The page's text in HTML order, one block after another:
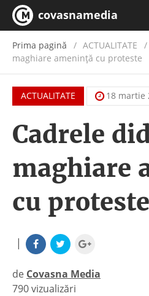
covasnamedia
Prima pagină ACTUALITATE /
maghiare ameninţă cu proteste
ACTUALITATE 18 martie
Cadrele
maghiare
cu proteste
|
de Covasna Media
|
790 vizualizări